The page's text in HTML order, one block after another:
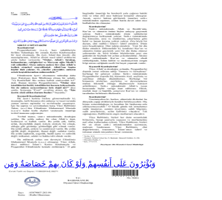
وَيُؤْثِرُونَ عَلَى أَنفُسِهِمْ وَلَوْ كَانَ بِهِمْ خَصَاصَةٌ وَمَن